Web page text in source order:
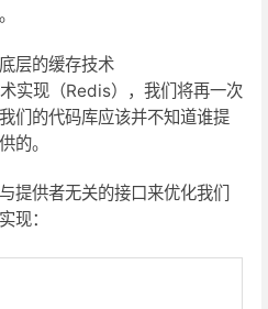
层的缓存技术
实现（Redis），我们将再一次
们的代码库应该并不知道谁提
的。
提供者无关的接口来优化我们
现：